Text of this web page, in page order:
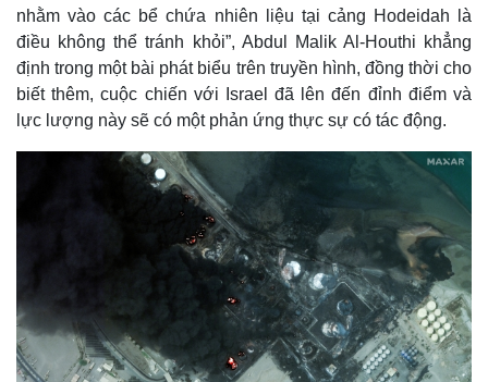
nhằm vào các bể chứa nhiên liệu tại cảng Hodeidah là
điều không thể tránh khỏi”, Abdul Malik Al-Houthi khẳng
định trong một bài phát biểu trên truyền hình, đồng thời cho
biết thêm, cuộc chiến với Israel đã lên đến đỉnh điểm và
lực lượng này sẽ có một phản ứng thực sự có tác động.